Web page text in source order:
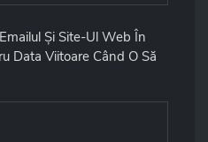
Și Site-Ul Web În
Data Viitoare Când O Să